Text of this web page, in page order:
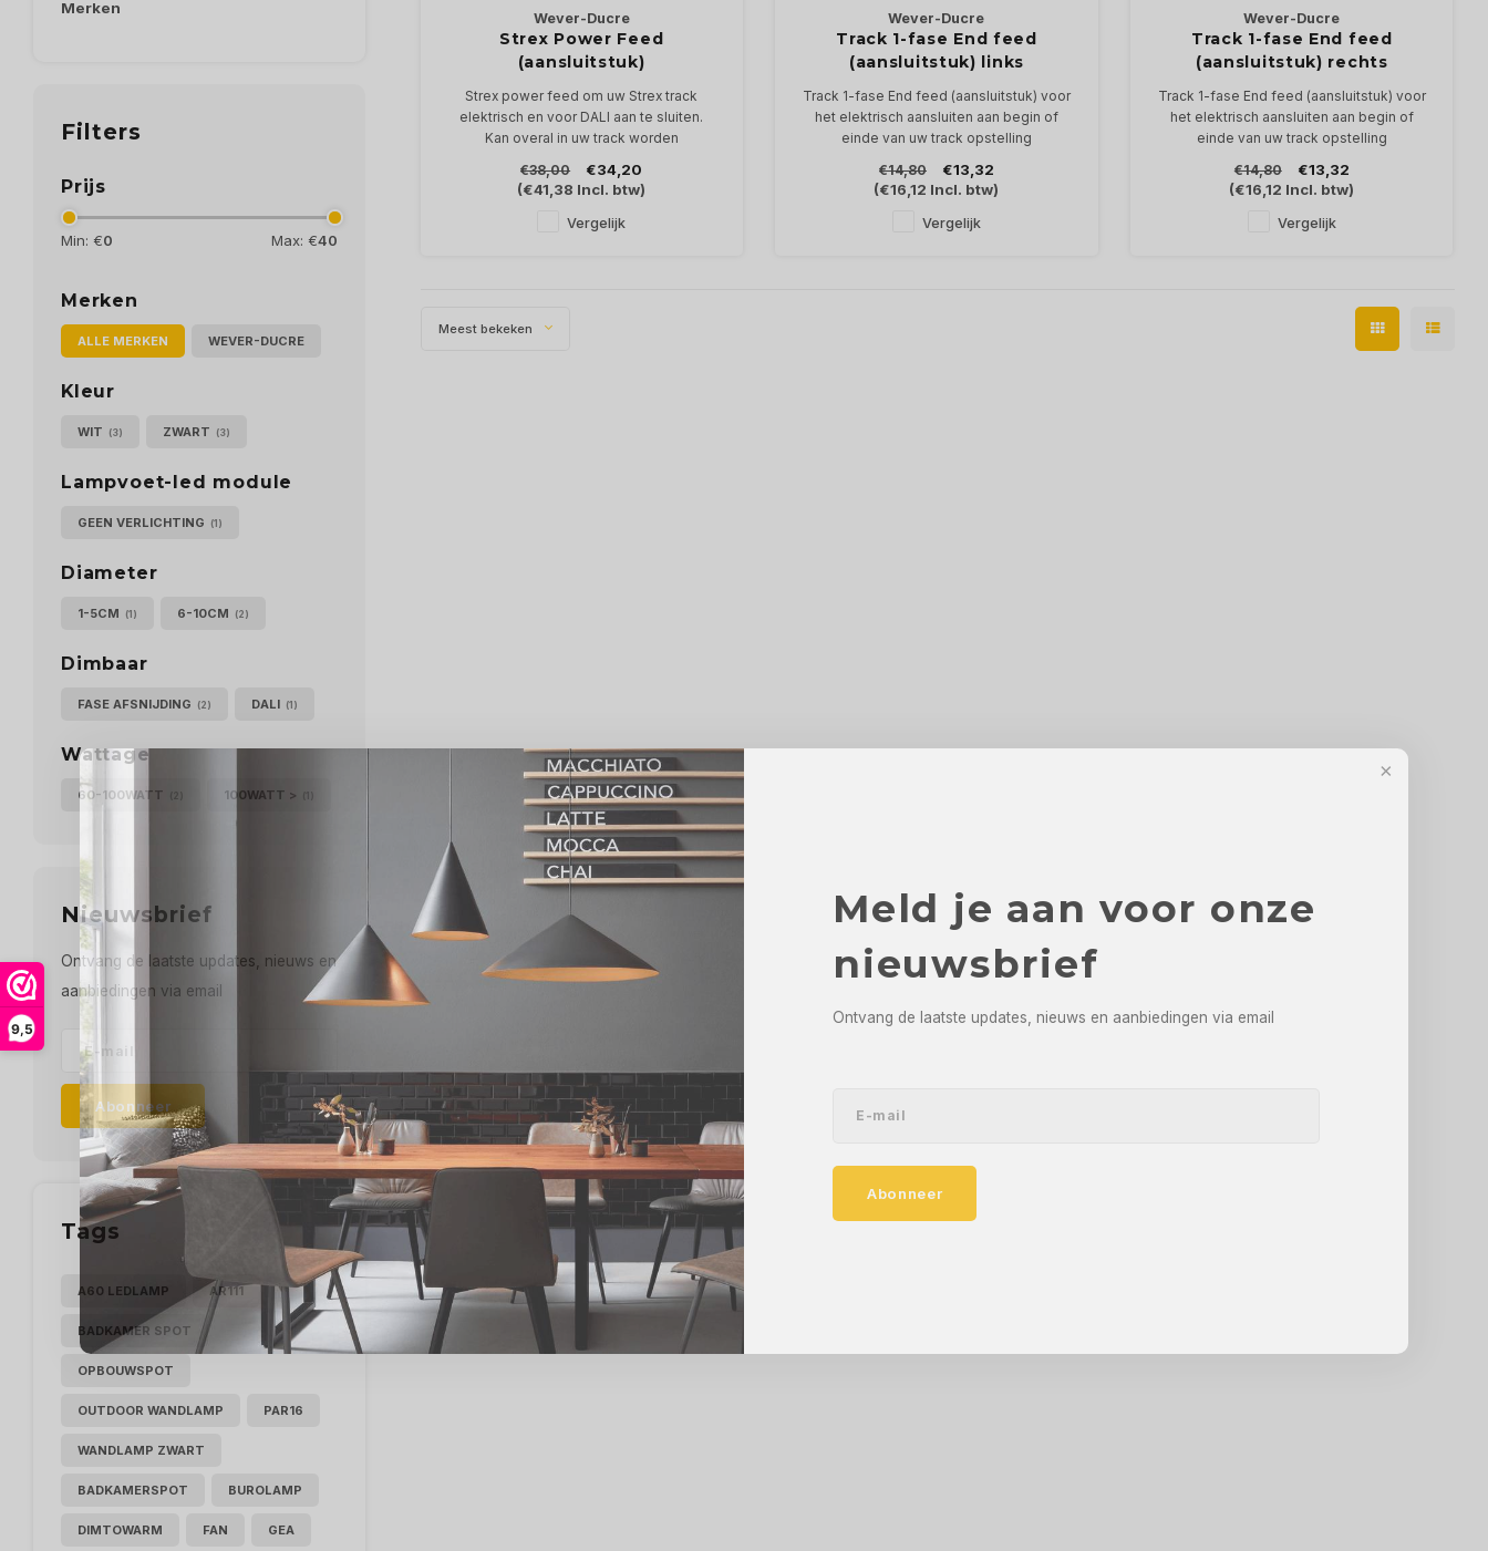
Meld je aan voor onze
nieuwsbrief
Ontvang de laatste updates, nieuws en aanbiedingen via email
Abonneer
9,5
Merken
Filters
Prijs
Min: €0 Max: €40
Merken
ALLE MERKEN WEVER-DUCRE
Kleur
WIT (3) ZWART (3)
Lampvoet-led module
GEEN VERLICHTING (1)
Diameter
1-5CM (1) 6-10CM (2)
Dimbaar
FASE AFSNIJDING (2) DALI (1)
Wattage
60-100WATT (2) 100WATT > (1)
Nieuwsbrief
Ontvang de laatste updates, nieuws en
aanbiedingen via email
Abonneer
Tags
A60 LEDLAMP AR111
BADKAMER SPOT
OPBOUWSPOT
OUTDOOR WANDLAMP PAR16
WANDLAMP ZWART
BADKAMERSPOT BUROLAMP
DIMTOWARM FAN GEA
Wever-Ducre
Strex Power Feed
(aansluitstuk)
Strex power feed om uw Strex track
elektrisch en voor DALI aan te sluiten.
Kan overal in uw track worden
48Volt-15Amp DALI
€38,00
€34,20
(€41,38 Incl. btw)
Vergelijk
Wever-Ducre
Track 1-fase End feed
(aansluitstuk) links
Track 1-fase End feed (aansluitstuk) voor
het elektrisch aansluiten aan begin of
einde van uw track opstelling
€14,80
€13,32
(€16,12 Incl. btw)
Vergelijk
Wever-Ducre
Track 1-fase End feed
(aansluitstuk) rechts
Track 1-fase End feed (aansluitstuk) voor
het elektrisch aansluiten aan begin of
einde van uw track opstelling
€14,80
€13,32
(€16,12 Incl. btw)
Vergelijk
Meest bekeken